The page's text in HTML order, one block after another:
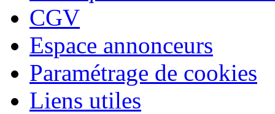
CGV
Espace annonceurs
Paramétrage de cookies
Liens utiles